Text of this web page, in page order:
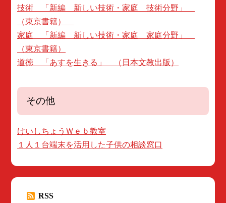
技術 「新編 新しい技術・家庭 技術分野」
（東京書籍）
家庭 「新編 新しい技術・家庭 家庭分野」
（東京書籍）
道徳 「あすを生きる」 （日本文教出版）
その他
けいしちょうＷｅｂ教室
１人１台端末を活用した子供の相談窓口
RSS